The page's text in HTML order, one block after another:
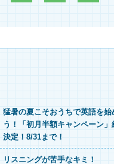
猛暑の夏こそおうちで英語を始
う！「初月半額キャンペーン」
決定！8/31まで！
リスニングが苦手なキミ！